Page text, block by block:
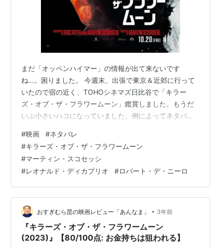
まだ「オッペンハイマー」の情報が出て来ないです
ね…。困りました。 今週末、出張で東京＆近郊に行って
いたので宿の近く、TOHOシネマズ日比谷で「キラー
ズ・オブ・ザ・フラワームーン」鑑賞しました。もうだ
いぶ小さいハコになっていました。例によってネタバレ
い話ですね。昔の西部劇に出てくるような悪いボスが君
臨している町って感じの。 ルーツの土地を追われてオク
ラホマにやってきたオセージ族の人々は、その土地で原
油を掘り当てる。全員を共同権利者としたことによって
一族全てがリッチな一族に。その利権を狙って白人たち
が陰に陽に工作を行っている。その土地の有力者がヘ…
#映画 #ネタバレ
#キラーズ・オブ・ザ・フラワームーン
#マーティン・スコセッシ
#レオナルド・ディカプリオ #ロバート・デ・ニーロ
おすぎむら昆の映画レビュー「あんなま」 • 3年前
『キラーズ・オブ・ザ・フラワームーン
(2023)』【80/100点: お金持ちは狙われる】